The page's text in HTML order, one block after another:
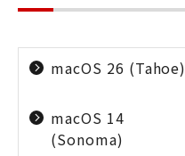
macOS 26 (Tahoe)
macOS 14
(Sonoma)